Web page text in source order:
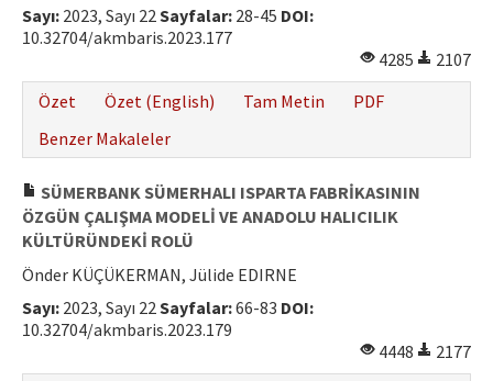
Sayı: 2023, Sayı 22Sayfalar: 28-45 DOI:
10.32704/akmbaris.2023.177
4285
2107
Özet
Özet (English) Tam Metin
PDF
Benzer Makaleler
SÜMERBANK SÜMERHALI ISPARTA FABRİKASININ
ÖZGÜN ÇALIŞMA MODELİ VE ANADOLU HALICILIK
KÜLTÜRÜNDEKİ ROLÜ
Önder KÜÇÜKERMAN, Jülide EDIRNE
Sayı: 2023, Sayı 22Sayfalar:66-83 DOI:
10.32704/akmbaris.2023.179
4448
2177